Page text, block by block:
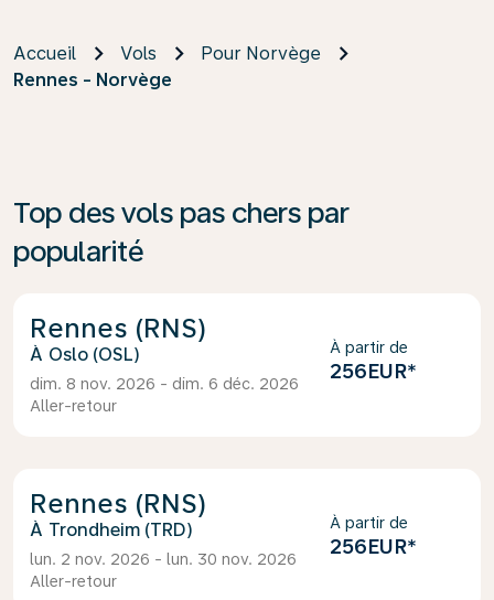
Accueil Vols
Pour Norvège
Rennes - Norvège
Top des vols pas chers par
popularité
Rennes (RNS)
Oslo (OSL)
dim. 8 nov. 2026 - dim. 6 déc. 2026
Aller-retour
À partir de
256EUR*
Rennes (RNS)
Trondheim (TRD)
lun. 2 nov. 2026 - lun. 30 nov. 2026
Aller-retour
À partir de
256EUR*